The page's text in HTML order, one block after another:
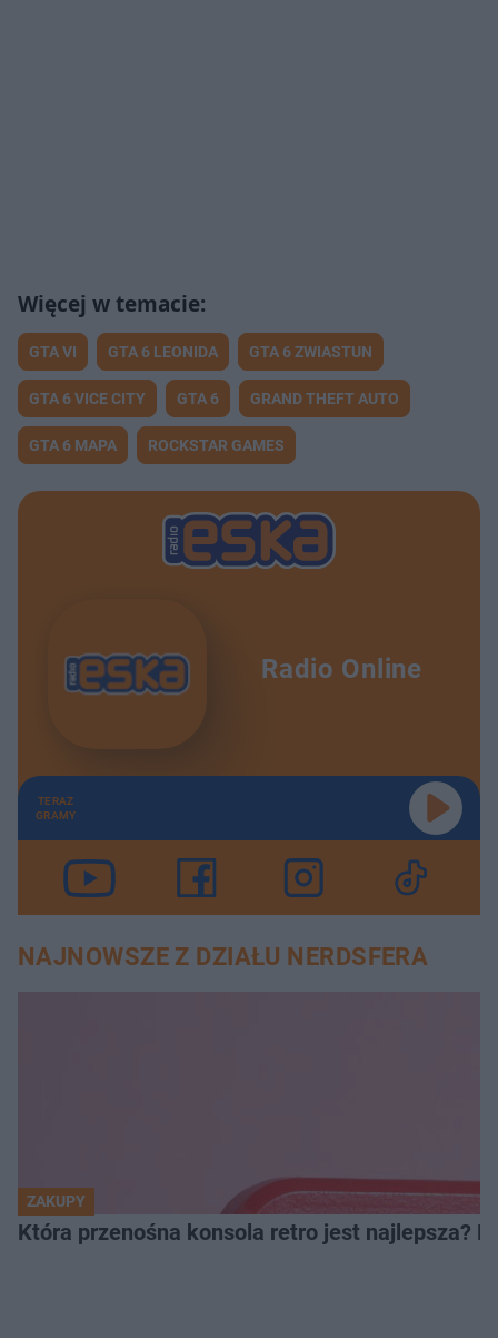
GTA VI GTA 6 LEONIDA GTA 6 ZWIASTUN
GTA 6 VICE CITY GTA 6 GRAND THEFT AUTO
GTA 6 MAPA ROCKSTAR GAMES
Radio Online
TERAZ
GRAMY
NAJNOWSZE Z DZIAŁU NERDSFERA
ZAKUPY
Która przenośna konsola retro jest najlepsza?